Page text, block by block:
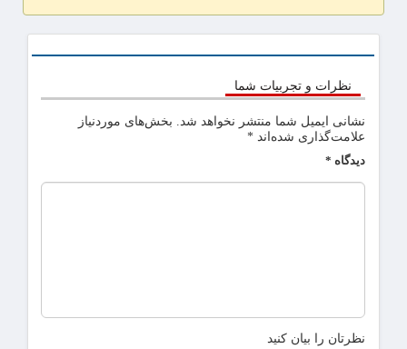
نظرات و تجربیات شما
نشانی ایمیل شما منتشر نخواهد شد. بخش‌های موردنیاز
علامت‌گذاری شده‌اند *
دیدگاه *
نظرتان را بیان کنید